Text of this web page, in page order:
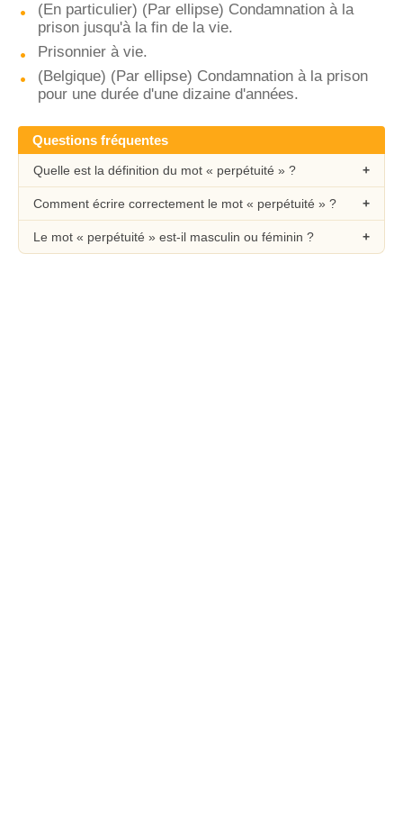
(En particulier) (Par ellipse) Condamnation à la
prison jusqu'à la fin de la vie.
Prisonnier à vie.
(Belgique) (Par ellipse) Condamnation à la prison
pour une durée d'une dizaine d'années.
Questions fréquentes
Quelle est la définition du mot « perpétuité » ?
Comment écrire correctement le mot « perpétuité » ?
Le mot « perpétuité » est-il masculin ou féminin ?